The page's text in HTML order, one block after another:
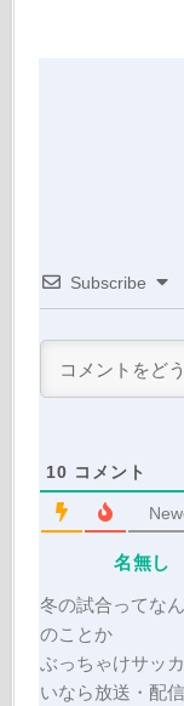
Subscribe
10 コメント
名無し
冬の試合ってな
のことか
ぶっちゃけサッ
いなら放送・配